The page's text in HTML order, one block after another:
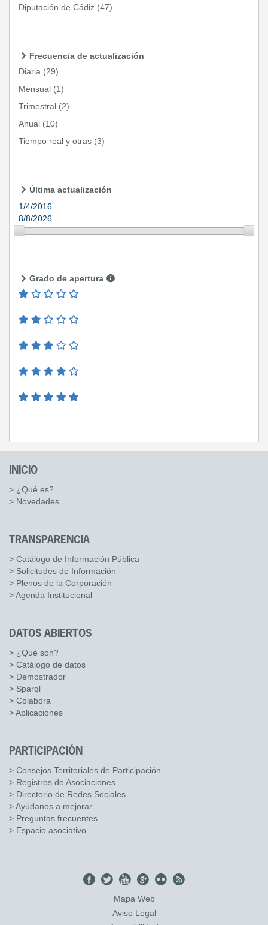
Diputación de Cádiz (47)
Frecuencia de actualización
Diaria (29)
Mensual (1)
Trimestral (2)
Anual (10)
Tiempo real y otras (3)
Última actualización
1/4/2016
8/8/2026
Grado de apertura
INICIO
> ¿Qué es?
> Novedades
TRANSPARENCIA
> Catálogo de Información Pública
> Solicitudes de Información
> Plenos de la Corporación
> Agenda Institucional
DATOS ABIERTOS
> ¿Qué son?
> Catálogo de datos
> Demostrador
> Sparql
> Colabora
> Aplicaciones
PARTICIPACIÓN
> Consejos Territoriales de Participación
> Registros de Asociaciones
> Directorio de Redes Sociales
> Ayúdanos a mejorar
> Preguntas frecuentes
> Espacio asociativo
Mapa Web
Aviso Legal